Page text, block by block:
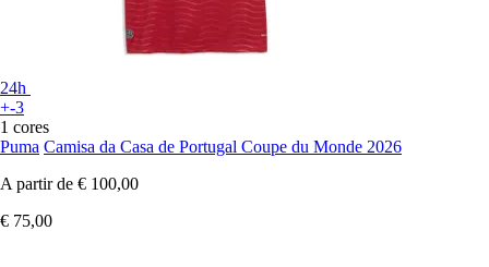
24h
+-3
1 cores
Puma Camisa da Casa de Portugal Coupe du Monde 2026
A partir de € 100,00
€ 75,00